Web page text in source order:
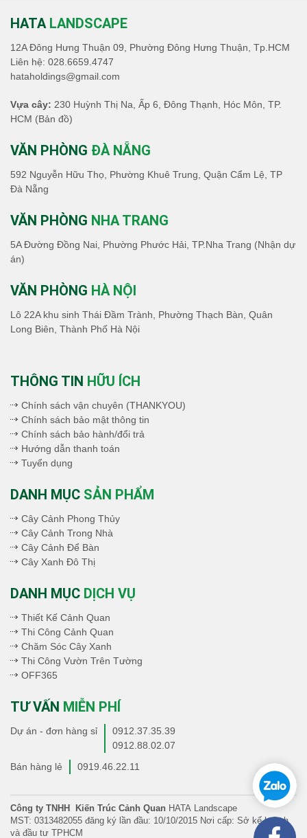
HATA LANDSCAPE
12A Đông Hưng Thuận 09, Phường Đông Hưng Thuận, Tp.HCM
Liên hệ: 028.6659.4747
hataholdings@gmail.com
Vựa cây: 230 Huỳnh Thị Na, Ấp 6, Đông Thạnh, Hóc Môn, TP.
HCM (Bản đồ)
VĂN PHÒNG ĐÀ NẴNG
592 Nguyễn Hữu Thọ, Phường Khuê Trung, Quận Cẩm Lệ, TP
Đà Nẵng
VĂN PHÒNG NHA TRANG
5A Đường Đồng Nai, Phường Phước Hải, TP.Nha Trang (Nhận dự
án)
VĂN PHÒNG HÀ NỘI
Lô 22A khu sinh Thái Đầm Trành, Phường Thạch Bàn, Quân
Long Biên, Thành Phố Hà Nội
THÔNG TIN HỮU ÍCH
Chính sách vận chuyên (THANKYOU)
Chính sách bảo mật thông tin
Chính sách bảo hành/đổi trả
Hướng dẫn thanh toán
Tuyển dụng
DANH MỤC SẢN PHẨM
Cây Cảnh Phong Thủy
Cây Cảnh Trong Nhà
Cây Cảnh Để Bàn
Cây Xanh Đô Thị
DANH MỤC DỊCH VỤ
Thiết Kế Cảnh Quan
Thi Công Cảnh Quan
Chăm Sóc Cây Xanh
Thi Công Vườn Trên Tường
OFF365
TƯ VẤN MIỄN PHÍ
Dự án - đơn hàng sỉ
0912.37.35.39
0912.88.02.07
Bán hàng lẻ
0919.46.22.11
Công ty TNHH Kiến Trúc Cảnh Quan HATA Landscape
MST: 0313482055 đăng ký lần đầu: 10/10/2015 Nơi cấp: Sở kế hoạch
và đầu tư TPHCM